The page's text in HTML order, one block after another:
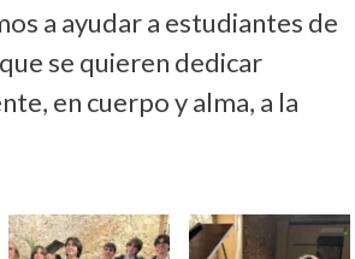
a ayudar a estudiantes de
se quieren dedicar
en cuerpo y alma, a la